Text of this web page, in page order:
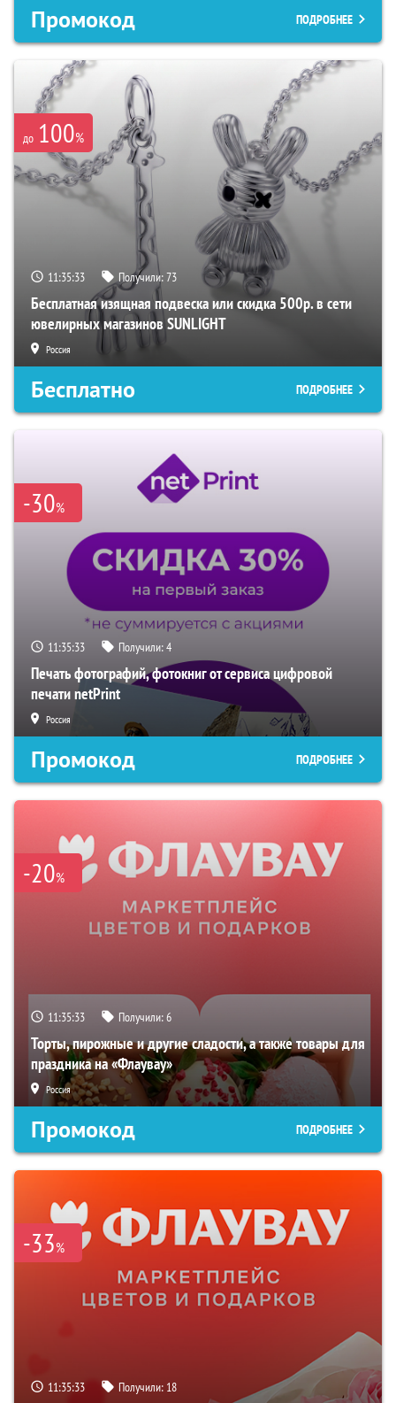
Промокод ПОДРОБНЕЕ
до 100%
11:35:32 Получили:73
Бесплатная изящная подвеска или скидка 500р. в сети
ювелирных магазинов SUNLIGHT
Россия
Бесплатно ПОДРОБНЕЕ
-30%
11:35:32 Получили:4
Печать фотографий, фотокниг от сервиса цифровой
печати netPrint
Россия
Промокод ПОДРОБНЕЕ
-20%
11:35:32 Получили:6
Торты, пирожные и другие сладости, а также товары для
праздника на «Флаувау»
Россия
Промокод ПОДРОБНЕЕ
-33%
11:35:32 Получили: 18